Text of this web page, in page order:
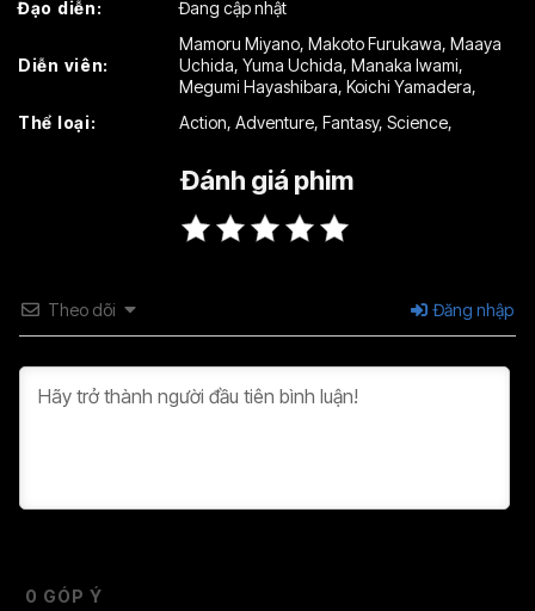
Đạo diễn:
Đang cập nhật
Diễn viên:
Mamoru Miyano, Makoto Furukawa, Maaya
Uchida, Yuma Uchida, Manaka Iwami,
Megumi Hayashibara, Koichi Yamadera,
Thể loại:
Action, Adventure, Fantasy, Science,
Đánh giá phim
Theo dõi Đăng nhập
0 GÓP Ý